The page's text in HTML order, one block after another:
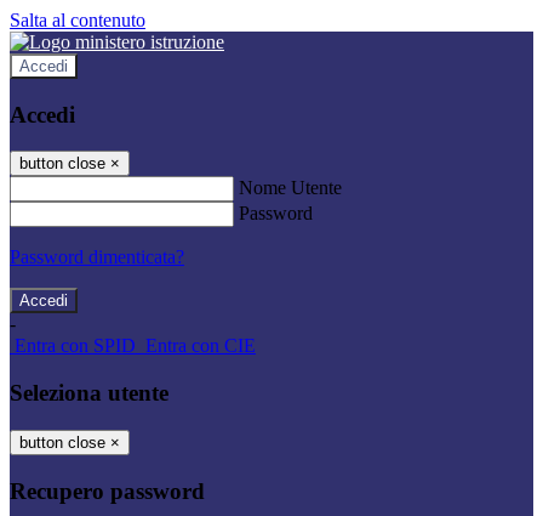
Salta al contenuto
Accedi
Accedi
button close ×
Nome Utente
Password
Password dimenticata?
-
Entra con SPID Entra con CIE
Seleziona utente
button close ×
Recupero password